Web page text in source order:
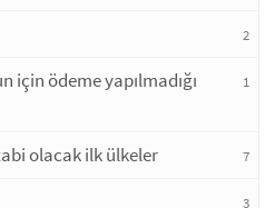
2
için ödeme yapılmadığı
1
olacak ilk ülkeler 7
3